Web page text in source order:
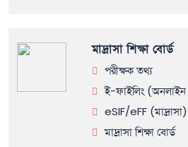
মাদ্রাসা শিক্ষা বোর্ড
পরীক্ষক তথ্য
ই-ফাইলিং
eSIF/eFF (মাদ্রাসা)
মাদ্রাসা শিক্ষা বোর্ড